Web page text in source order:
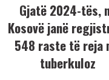
Gjatë 2024-tës,
Kosovë janë
548 raste të reja
tuberkuloz